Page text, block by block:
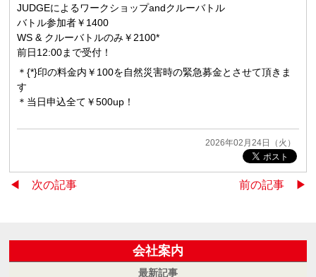
JUDGEによるワークショップandクルーバトル
バトル参加者￥1400
WS & クルーバトルのみ￥2100*
前日12:00まで受付！
＊{*}印の料金内￥100を自然災害時の緊急募金とさせて頂きま
す
＊当日申込全て￥500up！
2026年02月24日（火）
◀︎ 次の記事 前の記事 ▶︎
会社案内
最新記事